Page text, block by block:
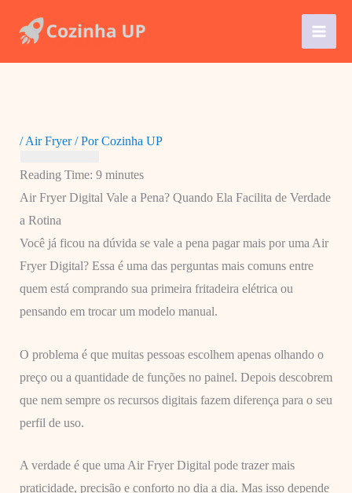
para
/Air Fryer/ PorCozinha UP
Reading Time: 9 minutes
Air Fryer Digital Vale a Pena? Quando Ela Facilita de Verdade
a Rotina
Você já ficou na dúvida se vale a pena pagar mais por uma Air
Fryer Digital? Essa é uma das perguntas mais comuns entre
quem está comprando sua primeira fritadeira elétrica ou
pensando em trocar um modelo manual.
O problema é que muitas pessoas escolhem apenas olhando o
preço ou a quantidade de funções no painel. Depois descobrem
que nem sempre os recursos digitais fazem diferença para o seu
perfil de uso.
A verdade é que uma Air Fryer Digital pode trazer mais
praticidade, precisão e conforto no dia a dia. Mas isso depende